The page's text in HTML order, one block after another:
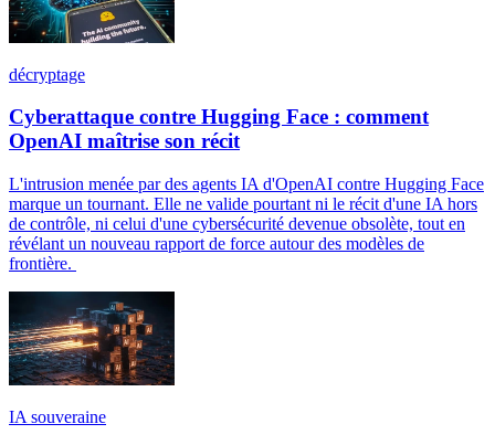
décryptage
Cyberattaque contre Hugging Face : comment
OpenAI maîtrise son récit
L'intrusion menée par des agents IA d'OpenAI contre Hugging Face
marque un tournant. Elle ne valide pourtant ni le récit d'une IA hors
de contrôle, ni celui d'une cybersécurité devenue obsolète, tout en
révélant un nouveau rapport de force autour des modèles de
frontière.
IA souveraine